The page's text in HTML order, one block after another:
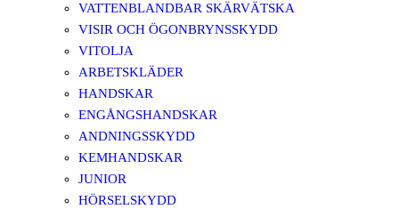
VATTENBLANDBAR SKÄRVÄTSKA
VISIR OCH ÖGONBRYNSSKYDD
VITOLJA
ARBETSKLÄDER
HANDSKAR
ENGÅNGSHANDSKAR
ANDNINGSSKYDD
KEMHANDSKAR
JUNIOR
HÖRSELSKYDD